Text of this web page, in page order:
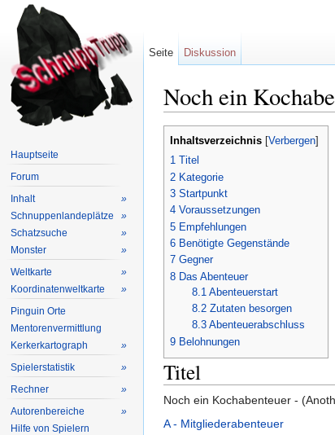
Noch ein
Inhaltsverzeichnis Verbergen
1 Titel
2 Kategorie
3 Startpunkt
4 Voraussetzungen
5 Empfehlungen
6 Benötigte Gegenstände
7 Gegner
8 Das Abenteuer
8.1 Abenteuerstart
8.2 Zutaten besorgen
8.3 Abenteuerabschluss
9 Belohnungen
Titel
Noch ein Kochabenteuer -
A - Mitgliederabenteuer
Seite Diskussion
Hauptseite
Forum
Inhalt
»
Schnuppenlandeplätze
»
Schatzsuche
»
Monster
»
Weltkarte
»
Koordinatenweltkarte
»
Pinguin Orte
Mentorenvermittlung
Kerkerkartograph
»
Spielerstatistik
»
Rechner
»
Autorenbereiche
»
Hilfe von Spielern